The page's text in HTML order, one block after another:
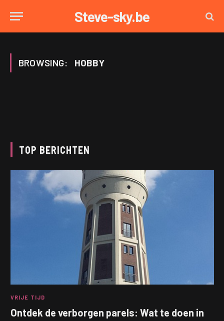
Steve-sky.be
BROWSING: HOBBY
TOP BERICHTEN
VRIJE TIJD
Ontdek de verborgen parels: Wat te doen in